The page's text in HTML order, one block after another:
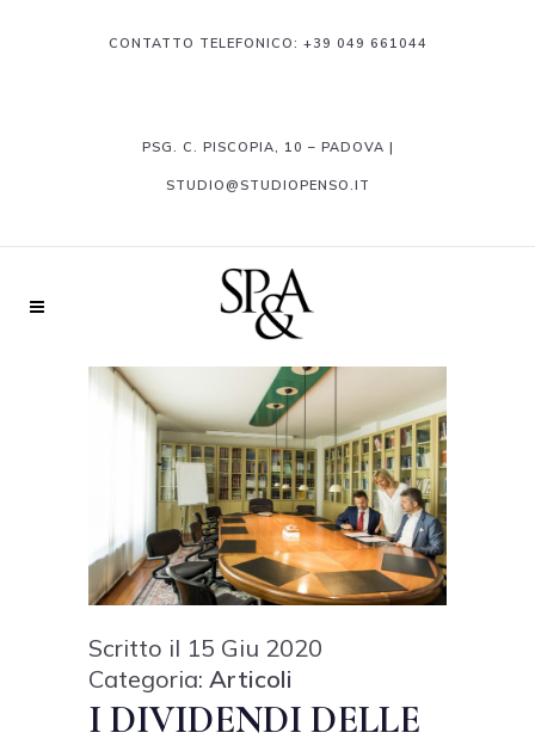
CONTATTO TELEFONICO: +39 049 661044
PSG. C. PISCOPIA, 10 – PADOVA |
STUDIO@STUDIOPENSO.IT
Scritto il 15 Giu 2020
Categoria: Articoli
I DIVIDENDI DELLE